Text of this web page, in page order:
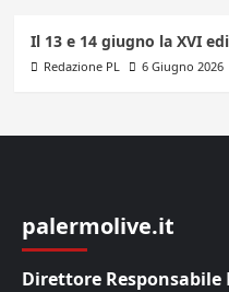
Il 13 e 14 giugno la XVI
Redazione PL 6 Giugno 2026
palermolive.it
Direttore Responsabile